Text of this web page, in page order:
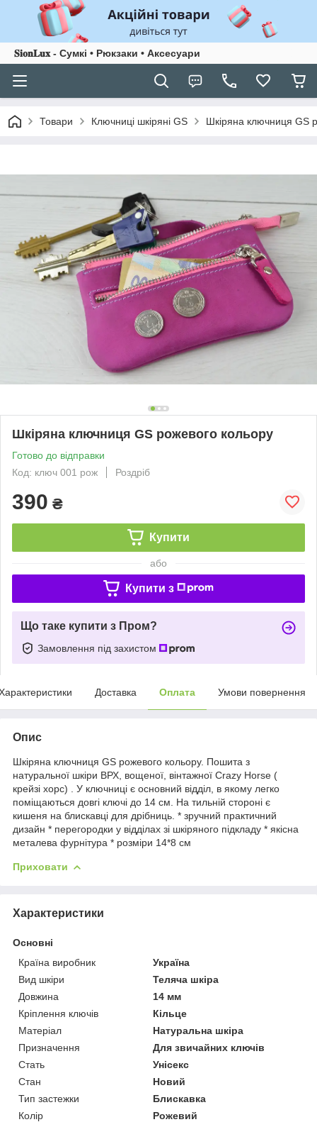
𝐒𝐢𝐨𝐧𝐋𝐮𝐱 - Сумкі • Рюкзаки • Аксесуари
Товари Ключниці шкіряні GS Шкіряна ключниця GS
Шкіряна ключниця GS рожевого кольору
Готово до відправки
Код: ключ 001 рож
Роздріб
390 ₴
Купити
або
Купити з
Що таке купити з Пром?
Замовлення під захистом
Доставка Оплата Умови повернення
Опис
Шкіряна ключниця GS рожевого кольору. Пошита з
натуральної шкіри ВРХ, вощеної, вінтажної Crazy Horse (
крейзі хорс) . У ключниці є основний відділ, в якому легко
поміщаються довгі ключі до 14 см. На тильній стороні є
кишеня на блискавці для дрібниць. * зручний практичний
дизайн * перегородки у відділах зі шкіряного підкладу * якісна
металева фурнітура * розміри 14*8 см
Приховати
Характеристики
Основні
Країна виробник
Україна
Вид шкіри
Теляча шкіра
Довжина
14 мм
Кріплення ключів
Кільце
Матеріал
Натуральна шкіра
Призначення
Для звичайних ключів
Стать
Унісекс
Стан
Новий
Тип застежки
Блискавка
Колір
Рожевий